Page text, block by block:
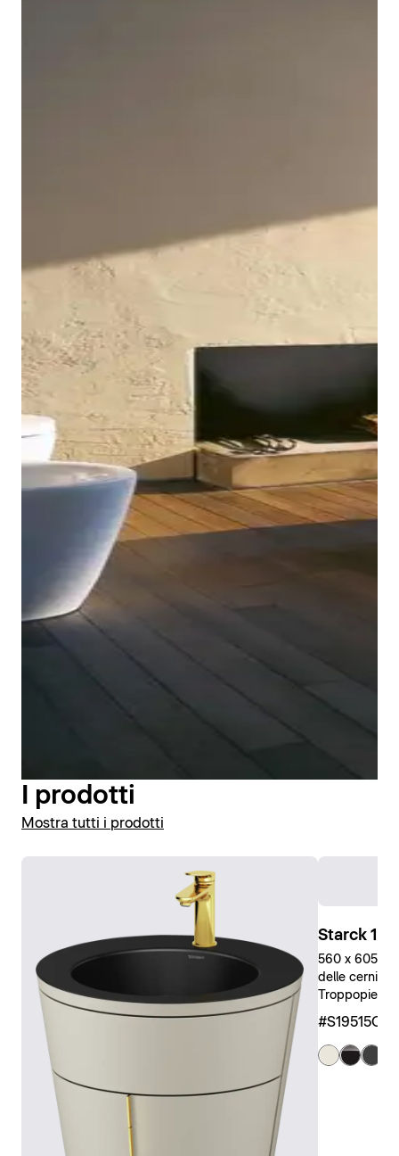
I prodotti
Mostra tutti i prodotti
Starck 1
560 x 605 x
delle
Troppopieno,